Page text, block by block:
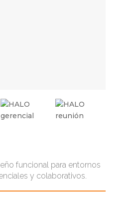
funcional para entornos
y colaborativos.